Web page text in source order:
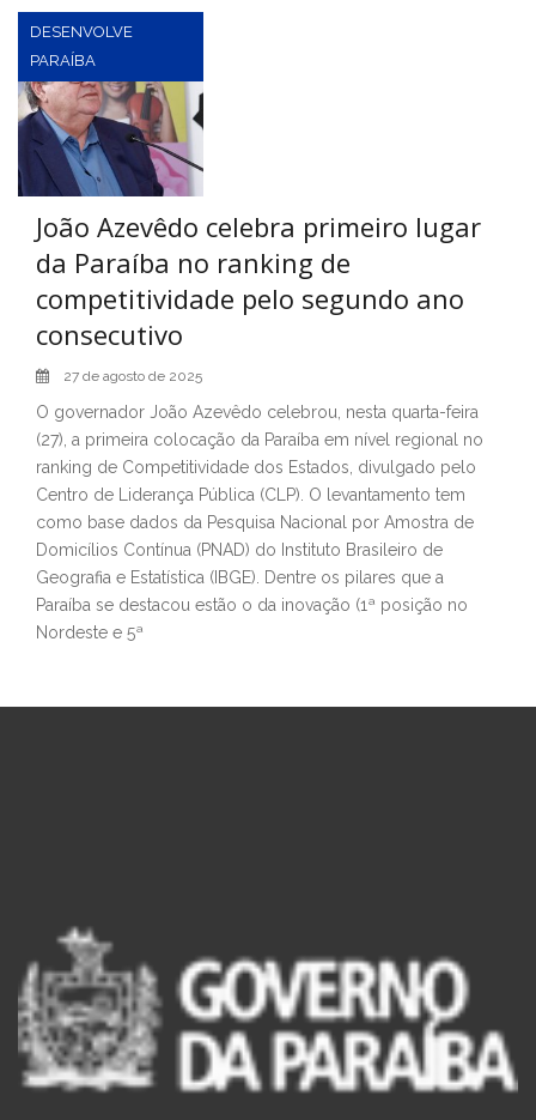
DESENVOLVE
PARAÍBA
João Azevêdo celebra primeiro lugar
da Paraíba no ranking de
competitividade pelo segundo ano
consecutivo
27 de agosto de 2025
O governador João Azevêdo celebrou, nesta quarta-feira
(27), a primeira colocação da Paraíba em nível regional no
ranking de Competitividade dos Estados, divulgado pelo
Centro de Liderança Pública (CLP). O levantamento tem
como base dados da Pesquisa Nacional por Amostra de
Domicílios Contínua (PNAD) do Instituto Brasileiro de
Geografia e Estatística (IBGE). Dentre os pilares que a
Paraíba se destacou estão o da inovação (1ª posição no
Nordeste e 5ª